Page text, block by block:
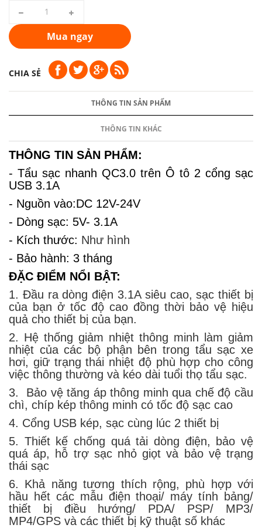
Mua ngay
CHIA SẺ
THÔNG TIN SẢN PHẨM
THÔNG TIN KHÁC
THÔNG TIN SẢN PHẨM:
- Tẩu sạc nhanh QC3.0 trên Ô tô 2 cổng sạc
USB 3.1A
- Nguồn vào:DC 12V-24V
- Dòng sạc: 5V- 3.1A
- Kích thước: Như hình
- Bảo hành: 3 tháng
ĐẶC ĐIỂM NỔI BẬT:
1. Đầu ra dòng điện 3.1A siêu cao, sạc thiết bị
của bạn ở tốc độ cao đồng thời bảo vệ hiệu
quả cho thiết bị của bạn.
2. Hệ thống giảm nhiệt thông minh làm giảm
nhiệt của các bộ phận bên trong tẩu sạc xe
hơi, giữ trạng thái nhiệt độ phù hợp cho công
việc thông thường và kéo dài tuổi thọ tẩu sạc.
3. Bảo vệ tăng áp thông minh qua chế độ cầu
chì, chíp kép thông minh có tốc độ sạc cao
4. Cổng USB kép, sạc cùng lúc 2 thiết bị
5. Thiết kế chống quá tải dòng điện, bảo vệ
quá áp, hỗ trợ sạc nhỏ giọt và bảo vệ trạng
thái sạc
6. Khả năng tương thích rộng, phù hợp với
hầu hết các mẫu điện thoại/ máy tính bảng/
thiết bị điều hướng/ PDA/ PSP/ MP3/
MP4/GPS và các thiết bị kỹ thuật số khác